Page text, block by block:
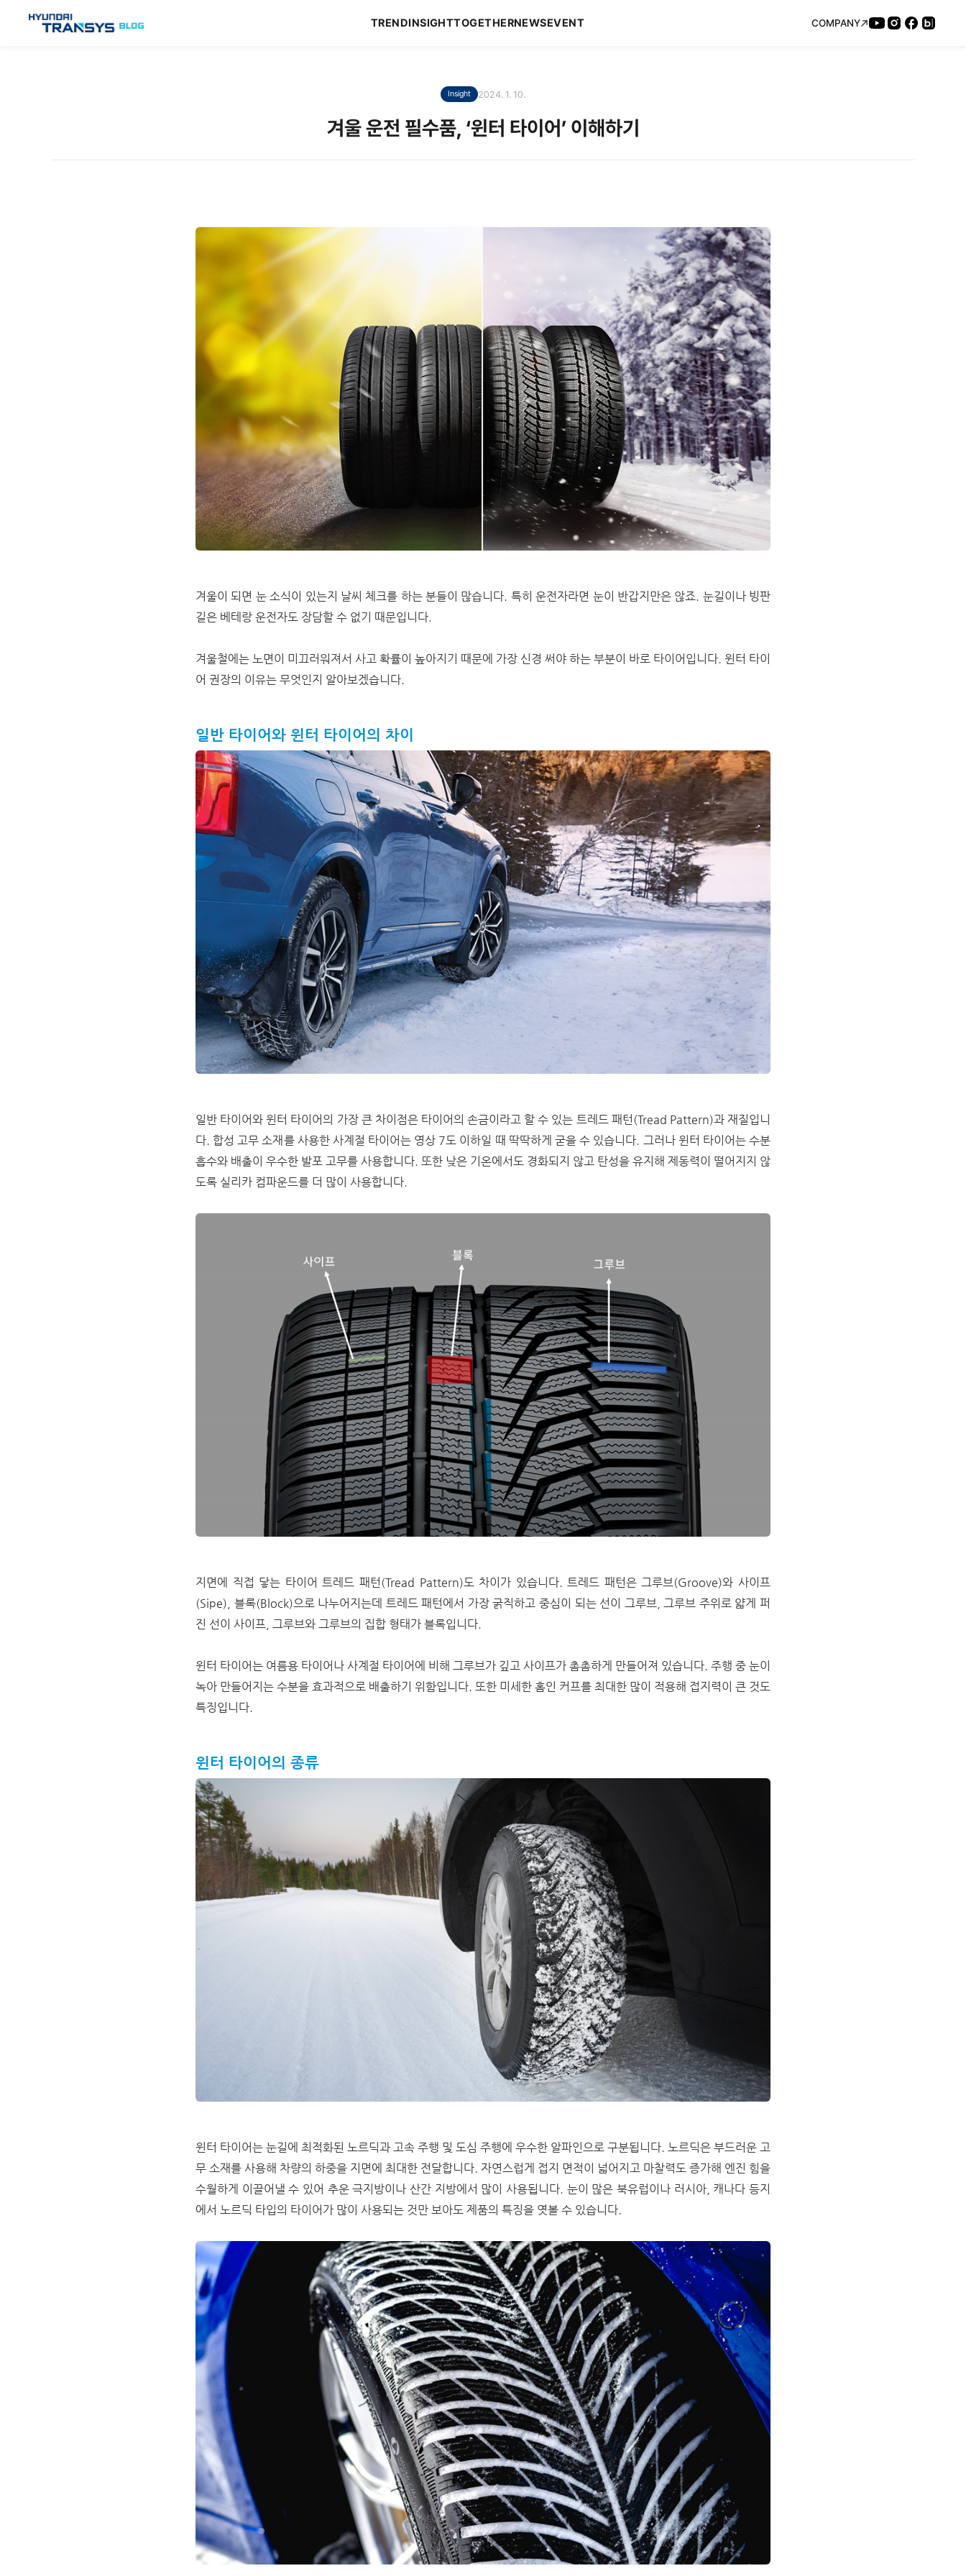
TRENDINSIGHTTOGETHERNEWSEVENT COMPANY
Insight 2024. 1. 10.
겨울 운전 필수품, ‘윈터 타이어’ 이해하기
겨울이 되면 눈 소식이 있는지 날씨 체크를 하는 분들이 많습니다. 특히 운전자라면 눈이 반갑지만은 않죠. 눈길이나 빙판
길은 베테랑 운전자도 장담할 수 없기 때문입니다.
겨울철에는 노면이 미끄러워져서 사고 확률이 높아지기 때문에 가장 신경 써야 하는 부분이 바로 타이어입니다. 윈터 타이
어 권장의 이유는 무엇인지 알아보겠습니다.
일반 타이어와 윈터 타이어의 차이
일반 타이어와 윈터 타이어의 가장 큰 차이점은 타이어의 손금이라고 할 수 있는 트레드 패턴(Tread Pattern)과 재질입니
다. 합성 고무 소재를 사용한 사계절 타이어는 영상 7도 이하일 때 딱딱하게 굳을 수 있습니다. 그러나 윈터 타이어는 수분
흡수와 배출이 우수한 발포 고무를 사용합니다. 또한 낮은 기온에서도 경화되지 않고 탄성을 유지해 제동력이 떨어지지 않
도록 실리카 컴파운드를 더 많이 사용합니다.
지면에 직접 닿는 타이어 트레드 패턴(Tread Pattern)도 차이가 있습니다. 트레드 패턴은 그루브(Groove)와 사이프
(Sipe), 블록(Block)으로 나누어지는데 트레드 패턴에서 가장 굵직하고 중심이 되는 선이 그루브, 그루브 주위로 얇게 퍼
진 선이 사이프, 그루브와 그루브의 집합 형태가 블록입니다.
윈터 타이어는 여름용 타이어나 사계절 타이어에 비해 그루브가 깊고 사이프가 촘촘하게 만들어져 있습니다. 주행 중 눈이
녹아 만들어지는 수분을 효과적으로 배출하기 위함입니다. 또한 미세한 홈인 커프를 최대한 많이 적용해 접지력이 큰 것도
특징입니다.
윈터 타이어의 종류
윈터 타이어는 눈길에 최적화된 노르딕과 고속 주행 및 도심 주행에 우수한 알파인으로 구분됩니다. 노르딕은 부드러운 고
무 소재를 사용해 차량의 하중을 지면에 최대한 전달합니다. 자연스럽게 접지 면적이 넓어지고 마찰력도 증가해 엔진 힘을
수월하게 이끌어낼 수 있어 추운 극지방이나 산간 지방에서 많이 사용됩니다. 눈이 많은 북유럽이나 러시아, 캐나다 등지
에서 노르딕 타입의 타이어가 많이 사용되는 것만 보아도 제품의 특징을 엿볼 수 있습니다.